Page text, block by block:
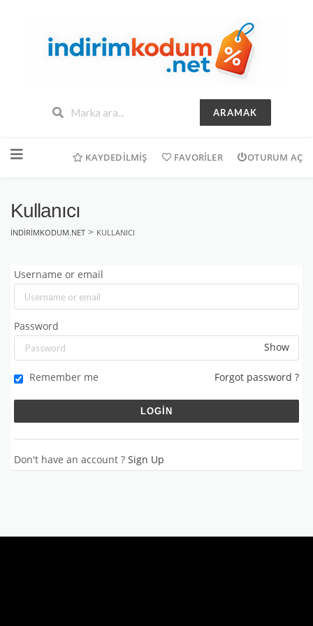
ARAMAK
geç
KAYDEDILMIŞ FAVORILER OTURUM AÇ
Kullanıcı
INDIRIMKODUM.NET > KULLANICI
Username or email
Password
Show
Remember me Forgot password ?
Don't have an account ? Sign Up